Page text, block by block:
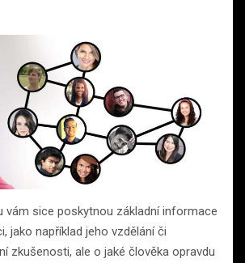
vám sice poskytnou základní informace
jako například jeho vzdělání či
zkušenosti, ale o jaké člověka opravdu